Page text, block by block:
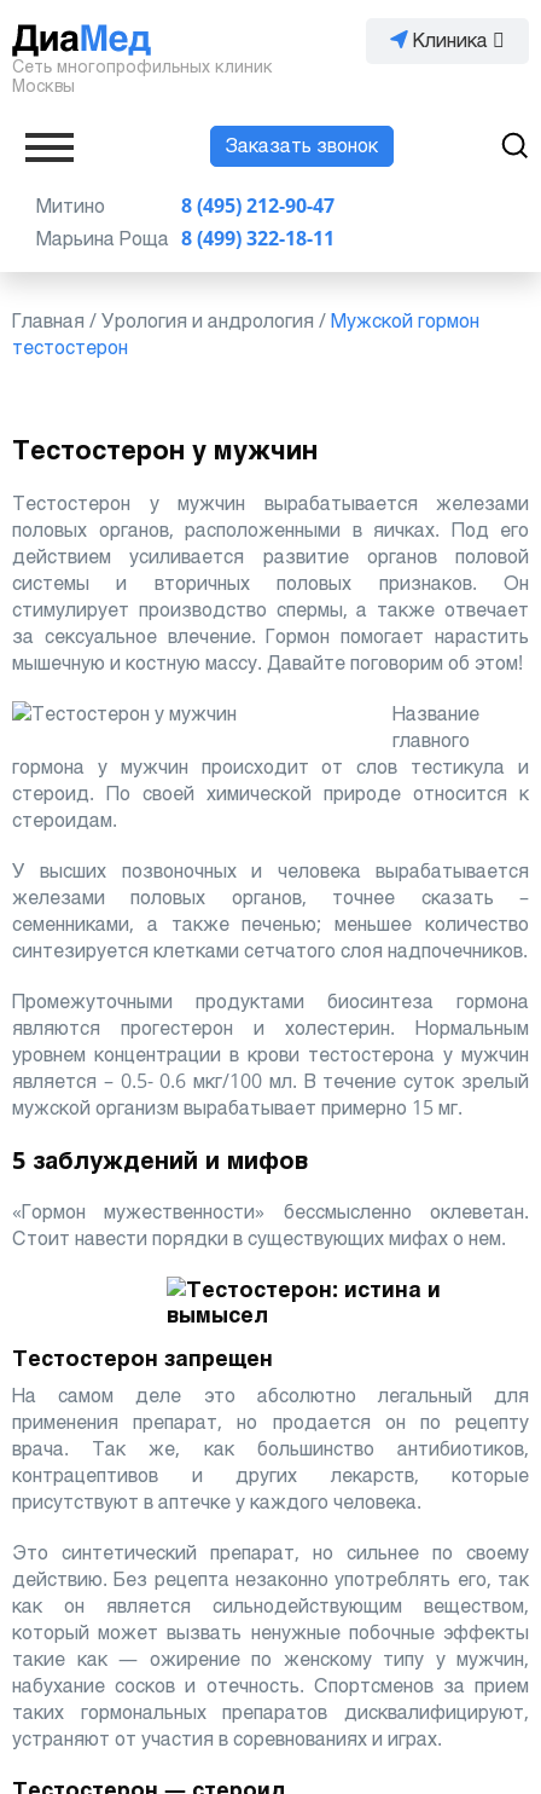
Сеть многопрофильных клиник
Москвы
Клиника
Заказать звонок
8 (495) 212-90-47
Митино
8 (499) 322-18-11
Марьина Роща
Главная / Урология и андрология / Мужской гормон
тестостерон
Тестостерон у мужчин
Тестостерон у мужчин вырабатывается железами
половых органов, расположенными в яичках. Под его
действием усиливается развитие органов половой
системы и вторичных половых признаков. Он
стимулирует производство спермы, а также отвечает
за сексуальное влечение. Гормон помогает нарастить
мышечную и костную массу. Давайте поговорим об этом!
Название
главного
гормона у мужчин происходит от слов тестикула и
стероид. По своей химической природе относится к
стероидам.
У высших позвоночных и человека вырабатывается
железами половых органов, точнее сказать –
семенниками, а также печенью; меньшее количество
синтезируется клетками сетчатого слоя надпочечников.
Промежуточными продуктами биосинтеза гормона
являются прогестерон и холестерин. Нормальным
уровнем концентрации в крови тестостерона у мужчин
является – 0.5- 0.6 мкг/100 мл. В течение суток зрелый
мужской организм вырабатывает примерно 15 мг.
5 заблуждений и мифов
«Гормон мужественности» бессмысленно оклеветан.
Стоит навести порядки в существующих мифах о нем.
Тестостерон запрещен
На самом деле это абсолютно легальный для
применения препарат, но продается он по рецепту
врача. Так же, как большинство антибиотиков,
контрацептивов и других лекарств, которые
присутствуют в аптечке у каждого человека.
Это синтетический препарат, но сильнее по своему
действию. Без рецепта незаконно употреблять его, так
как он является сильнодействующим веществом,
который может вызвать ненужные побочные эффекты
такие как — ожирение по женскому типу у мужчин,
набухание сосков и отечность. Спортсменов за прием
таких гормональных препаратов дисквалифицируют,
устраняют от участия в соревнованиях и играх.